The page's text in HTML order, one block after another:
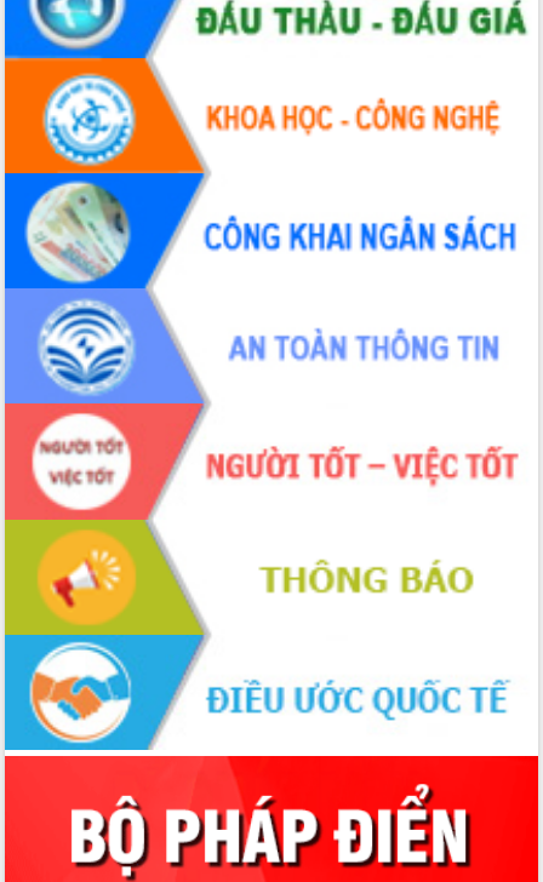
Sôi nổi Hội đua ngựa truyền thống Gò
Thì Thùng mừng Xuân Bính Ngọ 2026
Lãnh đạo tỉnh dâng hương tưởng niệm
tại Đập Đồng Cam đầu Xuân Bính Ngọ
Ngành nông nghiệp phấn đấu tăng
trưởng đạt 5,86% trong năm 2026
UBND tỉnh Đắk Lắk triển khai công tác
quốc phòng, quân sự địa phương năm
2026
Đắk Lắk tập trung toàn lực khắc phục
tồn tại IUU, sẵn sàng làm việc với
Đoàn thanh tra EC
Chủ tịch UBND tỉnh Tạ Anh Tuấn thăm,
chúc mừng các bệnh viện nhân Ngày
Thầy thuốc Việt Nam
Rộn ràng lễ hội truyền thống Sông
nước Đà Nông lần thứ I năm 2026
Kỳ họp Chuyên đề lần thứ Năm, HĐND
tỉnh Đắk Lắk thông qua các nghị quyết
quan trọng
Thống nhất danh sách giới thiệu ứng
cử đại biểu Quốc hội khoá XVI và đại
biểu HĐND tỉnh Đắk Lắk, nhiệm kỳ
2026-2031
Phát động hai phong trào thi đua quan
trọng trong kỷ nguyên mới
Hội nghị lần thứ tư Ban Chỉ đạo công
tác bầu cử tỉnh Đắk Lắk
Hội nghị Báo cáo viên Trung ương
Phó Thủ tướng Hồ Quốc Dũng đánh giá
cao kết quả Chiến dịch Quang Trung
tại Đắk Lắk